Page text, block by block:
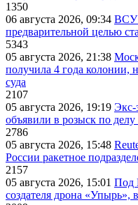
1350
06 августа 2026, 09:34 ВСУ
предварительной целью
5343
05 августа 2026, 21:38
получила 4 года колонии,
суда
2107
05 августа 2026, 19:19 Экс-
объявили в розыск по
2786
05 августа 2026, 15:48
России ракетное
2157
05 августа 2026, 15:01 Под
создателя дрона «Упырь»,